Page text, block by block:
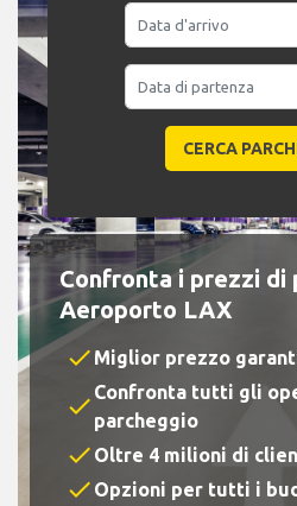
Confronta i prezzi di
Aeroporto LAX
check Miglior prezzo
check Confronta tutti gli
parcheggio
check Oltre 4 milioni di
check Opzioni per tutti i